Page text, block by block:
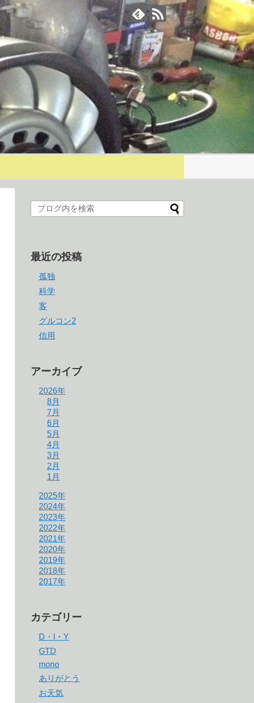
最近の投稿
孤独
科学
客
グルコン2
信用
アーカイブ
2026年
8月
7月
6月
5月
4月
3月
2月
1月
2025年
2024年
2023年
2022年
2021年
2020年
2019年
2018年
2017年
カテゴリー
D・I・Y
GTD
mono
ありがとう
お天気